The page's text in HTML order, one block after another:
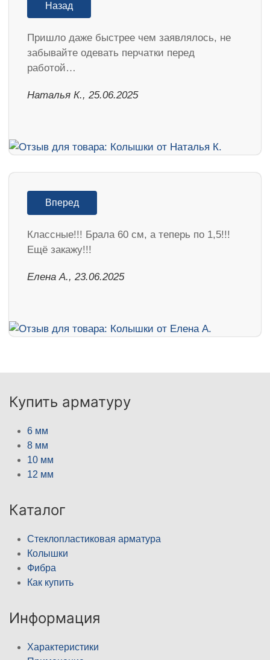
Назад
Пришло даже быстрее чем заявлялось, не
забывайте одевать перчатки перед
работой…
Наталья К., 25.06.2025
Вперед
Классные!!! Брала 60 см, а теперь по 1,5!!!
Ещё закажу!!!
Елена А., 23.06.2025
Купить арматуру
6 мм
8 мм
10 мм
12 мм
Каталог
Стеклопластиковая арматура
Колышки
Фибра
Как купить
Информация
Характеристики